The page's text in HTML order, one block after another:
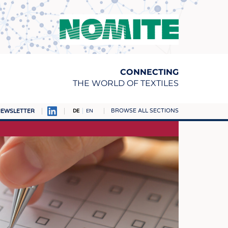
CONNECTING
THE WORLD OF TEXTILES
DE EN BROWSE ALL SECTIONS
& GEWIRKE